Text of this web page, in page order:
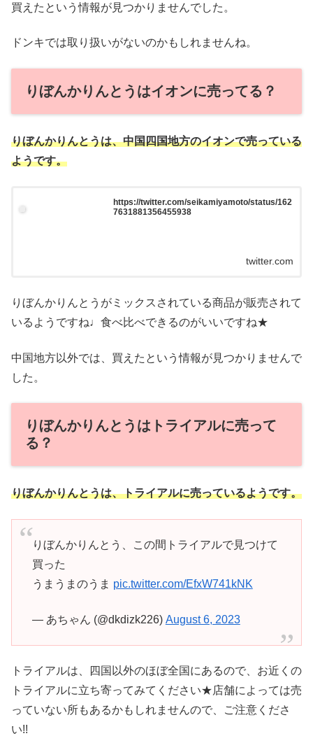
買えたという情報が見つかりませんでした。
ドンキでは取り扱いがないのかもしれませんね。
りぼんかりんとうはイオンに売ってる？
りぼんかりんとうは、中国四国地方のイオンで売っている
ようです。
https://twitter.com/seikamiyamoto/status/162
7631881356455938
twitter.com
りぼんかりんとうがミックスされている商品が販売されて
いるようですね♩食べ比べできるのがいいですね★
中国地方以外では、買えたという情報が見つかりませんで
した。
りぼんかりんとうはトライアルに売って
る？
りぼんかりんとうは、トライアルに売っているようです。
りぼんかりんとう、この間トライアルで見つけて
買った
うまうまのうま pic.twitter.com/EfxW741kNK
— あちゃん (@dkdizk226) August 6, 2023
トライアルは、四国以外のほぼ全国にあるので、お近くの
トライアルに立ち寄ってみてください★店舗によっては売
っていない所もあるかもしれませんので、ご注意くださ
い!!